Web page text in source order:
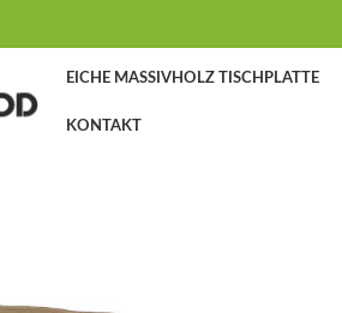
EICHE MASSIVHOLZ TISCHPLATTE
KONTAKT